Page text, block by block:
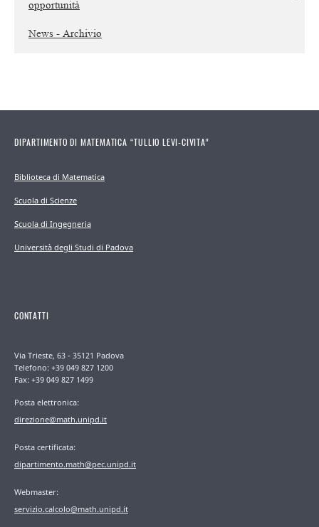
opportunità
News - Archivio
DIPARTIMENTO DI MATEMATICA “TULLIO LEVI-CIVITA”
Biblioteca di Matematica
Scuola di Scienze
Scuola di Ingegneria
Università degli Studi di Padova
CONTATTI
Via Trieste, 63 - 35121 Padova
Telefono: +39 049 827 1200
Fax: +39 049 827 1499
Posta elettronica:
direzione@math.unipd.it
Posta certificata:
dipartimento.math@pec.unipd.it
Webmaster:
servizio.calcolo@math.unipd.it